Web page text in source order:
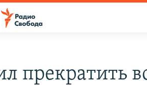
прекратить